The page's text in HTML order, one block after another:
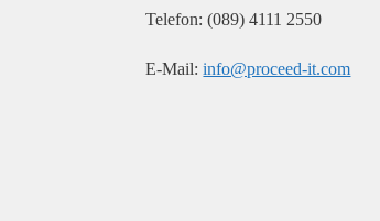
Telefon: (089) 4111 2550
E-Mail:info@proceed-it.com